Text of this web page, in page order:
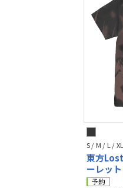
S / M / L / XL
東方
ーレッ